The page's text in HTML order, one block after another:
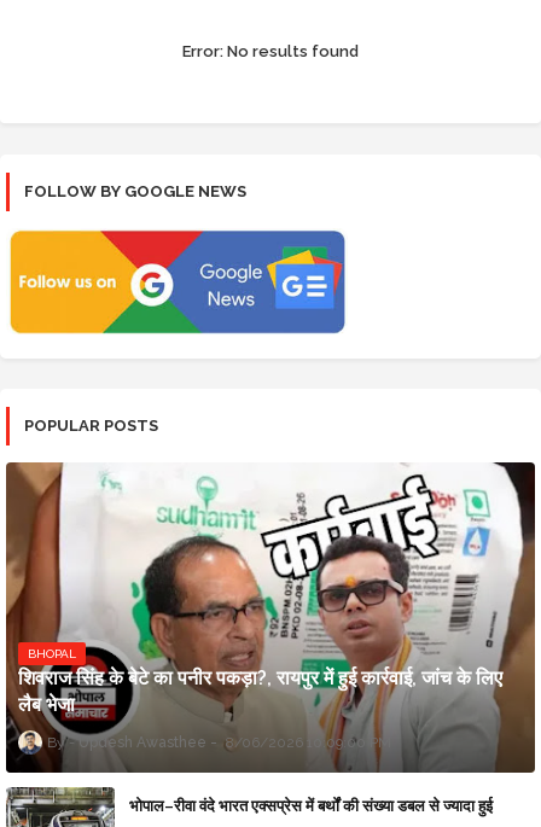
Error: No results found
FOLLOW BY GOOGLE NEWS
POPULAR POSTS
BHOPAL
शिवराज सिंह के बेटे का पनीर पकड़ा?, रायपुर में हुई कार्रवाई, जांच के लिए
लैब भेजा
Updesh Awasthee 8/06/2026 10:09:00 PM
भोपाल–रीवा वंदे भारत एक्सप्रेस में बर्थों की संख्या डबल से ज्यादा हुई